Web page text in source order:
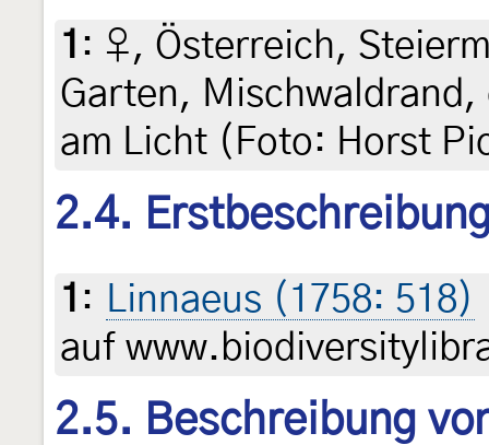
1 : ♀, Österreich,
Garten, Mischwaldrand,
am Licht (Foto: Horst
2.4.
1 : Linnaeus (1758: 518)
auf
2.5. Beschreibung